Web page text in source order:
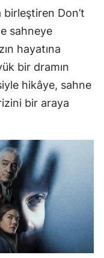
birleştiren Don’t
sahneye
hayatına
bir dramın
hikâye, sahne
bir araya